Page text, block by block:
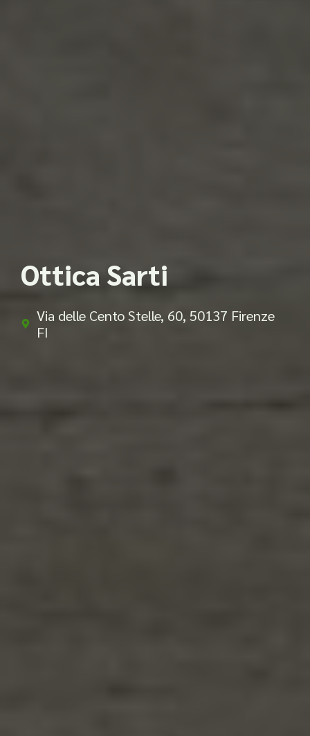
Ottica Sarti
Via delle Cento Stelle, 60, 50137 Firenze
FI